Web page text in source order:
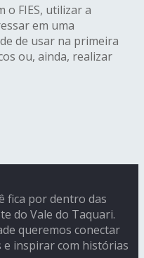
o FIES, utilizar a
em uma
de usar na primeira
ou, ainda, realizar
fica por dentro das
do Vale do Taquari.
queremos conectar
e inspirar com histórias